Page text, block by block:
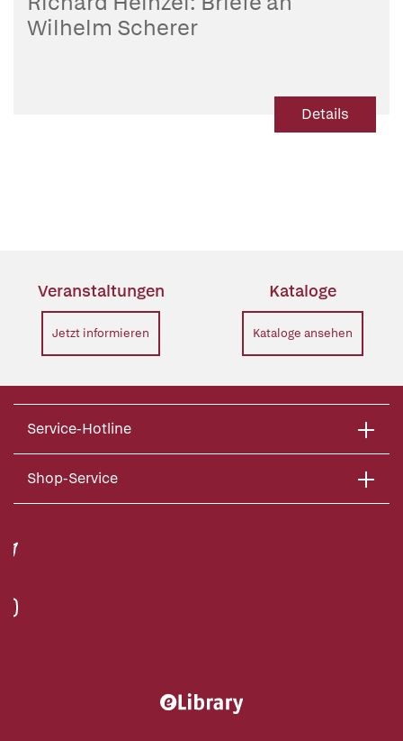
Wilhelm Scherer
Details
Veranstaltungen
Jetzt informieren
Kataloge
Kataloge ansehen
Service-Hotline
Shop-Service